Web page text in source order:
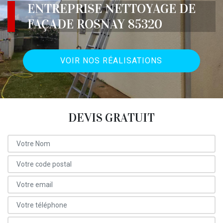
ENTREPRISE NETTOYAGE DE
FAÇADE ROSNAY 85320
VOIR NOS RÉALISATIONS
DEVIS GRATUIT